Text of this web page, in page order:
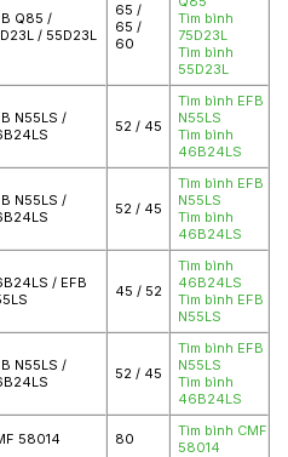
Q85 /
/ 55D23L
65 /
65 /
60
Tìm bình
75D23L
Tìm bình
55D23L
N55LS /
52 / 45
Tìm bình EFB
N55LS
Tìm bình
46B24LS
N55LS /
52 / 45
Tìm bình EFB
N55LS
Tìm bình
46B24LS
/ EFB
45 / 52
Tìm bình
46B24LS
Tìm bình EFB
N55LS
N55LS /
52 / 45
Tìm bình EFB
N55LS
Tìm bình
46B24LS
58014 80
Tìm bình CMF
58014